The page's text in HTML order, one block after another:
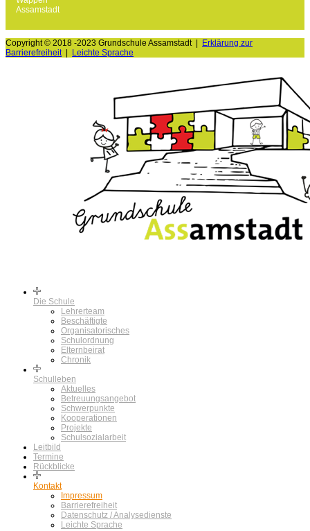
Copyright © 2018 -2023 Grundschule Assamstadt |
Erklärung zur
Barrierefreiheit| Leichte Sprache
Die Schule
Lehrerteam
Beschäftigte
Organisatorisches
Schulordnung
Elternbeirat
Chronik
Schulleben
Aktuelles
Betreuungsangebot
Schwerpunkte
Kooperationen
Projekte
Schulsozialarbeit
Leitbild
Termine
Rückblicke
Kontakt
Impressum
Barrierefreiheit
Datenschutz / Analysedienste
Leichte Sprache